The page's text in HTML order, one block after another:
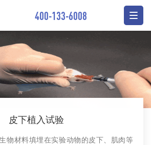
400-133-6008
皮下植入试验
物材料填埋在实验动物的皮下、肌肉等